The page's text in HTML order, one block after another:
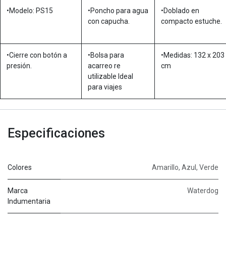
•Modelo: PS15
•Poncho para agua
con capucha.
•Doblado en
compacto estuche.
•Cierre con botón a
presión.
•Bolsa para
acarreo re
utilizable Ideal
para viajes
•Medidas: 132 x 203
cm
Especificaciones
Colores Amarillo, Azul, Verde
Marca
Indumentaria
Waterdog